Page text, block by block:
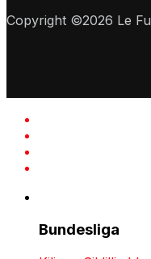
Copyright ©2026 Le
Bundesliga